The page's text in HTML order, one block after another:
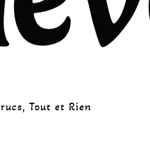
, Tout et Rien